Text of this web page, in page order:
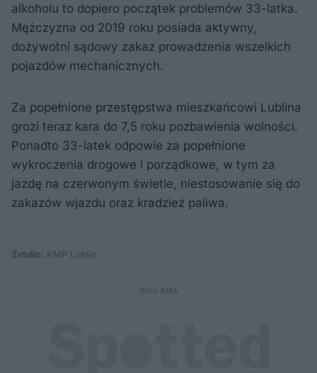
alkoholu to dopiero początek problemów 33-latka.
Mężczyzna od 2019 roku posiada aktywny,
dożywotni sądowy zakaz prowadzenia wszelkich
pojazdów mechanicznych.
Za popełnione przestępstwa mieszkańcowi Lublina
grozi teraz kara do 7,5 roku pozbawienia wolności.
Ponadto 33-latek odpowie za popełnione
wykroczenia drogowe i porządkowe, w tym za
jazdę na czerwonym świetle, niestosowanie się do
zakazów wjazdu oraz kradzież paliwa.
Źródło: KMP Lublin